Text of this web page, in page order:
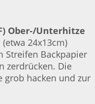
Ober-/Unterhitze
24x13cm)
Streifen Backpapier
zerdrücken. Die
grob hacken und zur